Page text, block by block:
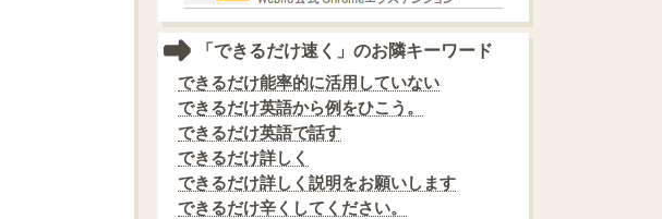
「できるだけ速く」のお隣キーワード
できるだけ能率的に活用していない
できるだけ英語から例をひこう。
できるだけ英語で話す
できるだけ詳しく
できるだけ詳しく説明をお願いします
できるだけ辛くしてください。